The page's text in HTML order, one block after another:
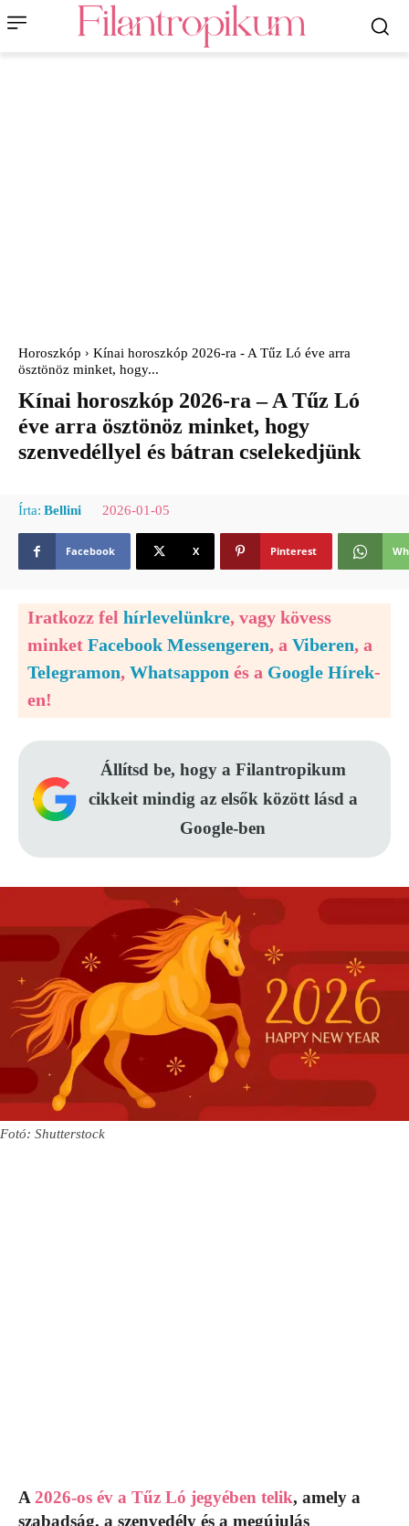
Horoszkóp
Kínai horoszkóp 2026-ra - A Tűz Ló éve arra
ösztönöz minket, hogy...
Kínai horoszkóp 2026-ra – A Tűz Ló
éve arra ösztönöz minket, hogy
szenvedéllyel és bátran cselekedjünk
Írta: Bellini 2026-01-05
Facebook X Pinterest
Iratkozz fel hírlevelünkre, vagy kövess
minket Facebook Messengeren, a Viberen, a
Telegramon, Whatsappon és a Google Hírek-
en!
Állítsd be, hogy a Filantropikum
cikkeit mindig az elsők között lásd a
Google-ben
Fotó: Shutterstock
A 2026-os év a Tűz Ló jegyében telik, amely a
szabadság, a szenvedély és a megújulás